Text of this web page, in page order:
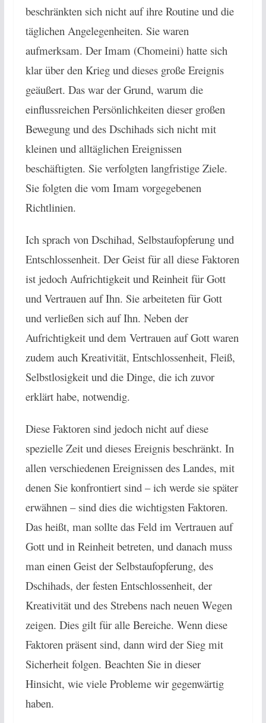
beschränkten sich nicht auf ihre Routine und die
täglichen Angelegenheiten. Sie waren
aufmerksam. Der Imam (Chomeini) hatte sich
klar über den Krieg und dieses große Ereignis
geäußert. Das war der Grund, warum die
einflussreichen Persönlichkeiten dieser großen
Bewegung und des Dschihads sich nicht mit
kleinen und alltäglichen Ereignissen
beschäftigten. Sie verfolgten langfristige Ziele.
Sie folgten die vom Imam vorgegebenen
Richtlinien.
Ich sprach von Dschihad, Selbstaufopferung und
Entschlossenheit. Der Geist für all diese Faktoren
ist jedoch Aufrichtigkeit und Reinheit für Gott
und Vertrauen auf Ihn. Sie arbeiteten für Gott
und verließen sich auf Ihn. Neben der
Aufrichtigkeit und dem Vertrauen auf Gott waren
zudem auch Kreativität, Entschlossenheit, Fleiß,
Selbstlosigkeit und die Dinge, die ich zuvor
erklärt habe, notwendig.
Diese Faktoren sind jedoch nicht auf diese
spezielle Zeit und dieses Ereignis beschränkt. In
allen verschiedenen Ereignissen des Landes, mit
denen Sie konfrontiert sind – ich werde sie später
erwähnen – sind dies die wichtigsten Faktoren.
Das heißt, man sollte das Feld im Vertrauen auf
Gott und in Reinheit betreten, und danach muss
man einen Geist der Selbstaufopferung, des
Dschihads, der festen Entschlossenheit, der
Kreativität und des Strebens nach neuen Wegen
zeigen. Dies gilt für alle Bereiche. Wenn diese
Faktoren präsent sind, dann wird der Sieg mit
Sicherheit folgen. Beachten Sie in dieser
Hinsicht, wie viele Probleme wir gegenwärtig
haben.